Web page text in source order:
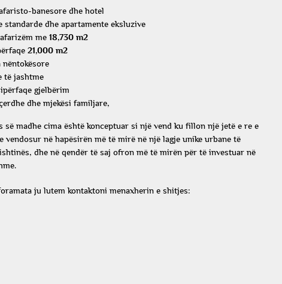
banesore dhe hotel
standarde dhe apartamente eksluzive
me 18,730 m2
21,000 m2
nëntokësore
të jashtme
gjelbërim
dhe mjekësi familjare,
së madhe cima është konceptuar si një vend ku fillon një jetë e re e
vendosur në hapësirën më të mirë në një lagje unike urbane të
dhe në qendër të saj ofron më të mirën për të investuar në
ju lutem kontaktoni menaxherin e shitjes: